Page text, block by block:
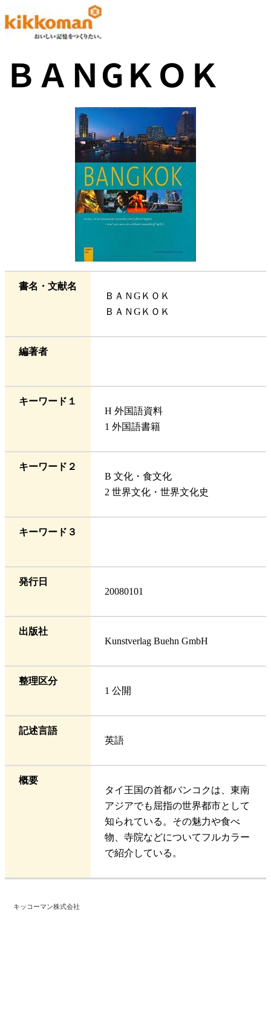
ＢＡＮGＫＯＫ
書名・文献名
ＢＡＮGＫＯＫ
ＢＡＮGＫＯＫ
編著者
キーワード１
H 外国語資料
1 外国語書籍
キーワード２
B 文化・食文化
2 世界文化・世界文化史
キーワード３
発行日
20080101
出版社
Kunstverlag Buehn GmbH
整理区分
1 公開
記述言語
英語
概要
タイ王国の首都バンコクは、東南
アジアでも屈指の世界都市として
知られている。その魅力や食べ
物、寺院などについてフルカラー
で紹介している。
キッコーマン株式会社